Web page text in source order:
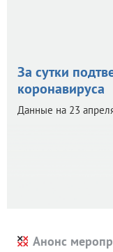
За сутки
коронавируса
Данные на 23
Анонс